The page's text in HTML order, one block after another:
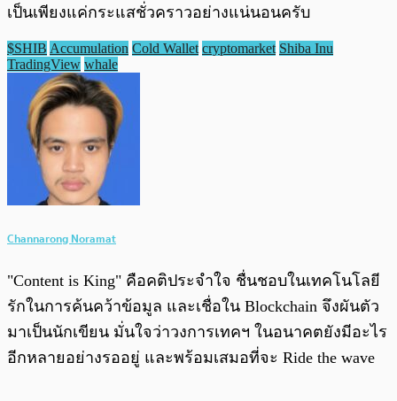
เป็นเพียงแค่กระแสชั่วคราวอย่างแน่นอนครับ
$SHIB Accumulation Cold Wallet cryptomarket Shiba Inu
TradingView whale
Channarong Noramat
"Content is King" คือคติประจำใจ ชื่นชอบในเทคโนโลยี
รักในการค้นคว้าข้อมูล และเชื่อใน Blockchain จึงผันตัว
มาเป็นนักเขียน มั่นใจว่าวงการเทคฯ ในอนาคตยังมีอะไร
อีกหลายอย่างรออยู่ และพร้อมเสมอที่จะ Ride the wave